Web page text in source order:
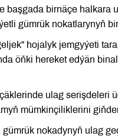
başgada birnäçe
gümrük nokatlarynyň
hojalyk jemgyýeti
öňki hereket edýän
ulag serişdeleri
mümkinçiliklerini
nokadynyň ulag